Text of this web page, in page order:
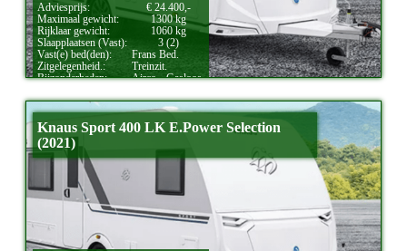
Adviesprijs:
€ 24.400,-
Maximaal gewicht:
1300 kg
Rijklaar gewicht:
1060 kg
Slaapplaatsen (Vast):
3 (2)
Vast(e) bed(den):
Frans Bed.
Zitgelegenheid.:
Treinzit.
Bijzonderheden:
Airco., Gasloos.
Knaus Sport 400 LK E.Power Selection
(2021)